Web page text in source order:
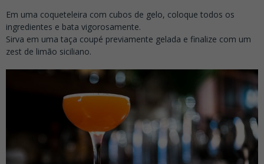
Em uma coqueteleira com cubos de gelo, coloque todos os
ingredientes e bata vigorosamente.
Sirva em uma taça coupé previamente gelada e finalize com um
zest de limão siciliano.